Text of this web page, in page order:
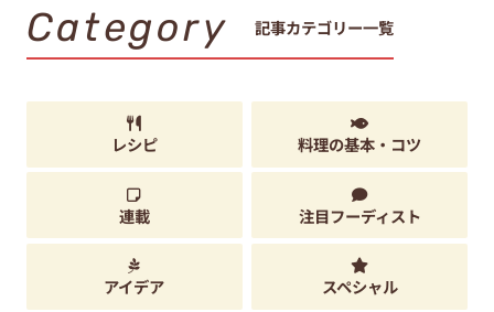
Category 記事カテゴリー一覧
レシピ 料理の基本・コツ
連載 注目フーディスト
アイデア スペシャル